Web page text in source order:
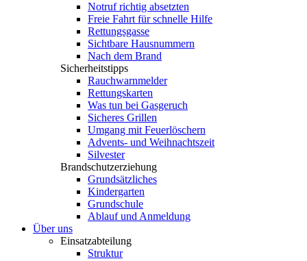
Notruf richtig absetzten
Freie Fahrt für schnelle Hilfe
Rettungsgasse
Sichtbare Hausnummern
Nach dem Brand
Sicherheitstipps
Rauchwarnmelder
Rettungskarten
Was tun bei Gasgeruch
Sicheres Grillen
Umgang mit Feuerlöschern
Advents- und Weihnachtszeit
Silvester
Brandschutzerziehung
Grundsätzliches
Kindergarten
Grundschule
Ablauf und Anmeldung
Über uns
Einsatzabteilung
Struktur